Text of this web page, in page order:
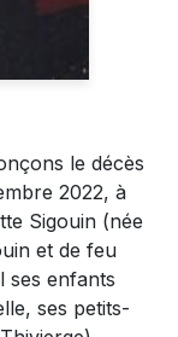
le décès
2022, à
Sigouin (née
et de feu
ses enfants
ses petits-